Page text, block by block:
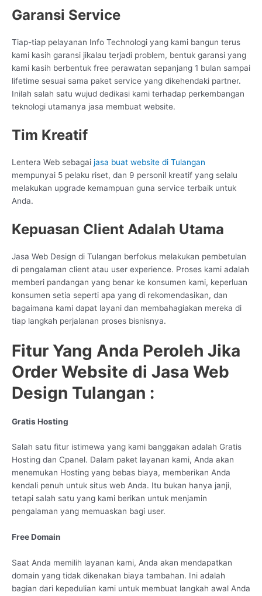
Garansi Service
Tiap-tiap pelayanan Info Technologi yang kami bangun terus
kami kasih garansi jikalau terjadi problem, bentuk garansi yang
kami kasih berbentuk free perawatan sepanjang 1 bulan sampai
lifetime sesuai sama paket service yang dikehendaki partner.
Inilah salah satu wujud dedikasi kami terhadap perkembangan
teknologi utamanya jasa membuat website.
Tim Kreatif
Lentera Web sebagai jasa buat website di Tulangan
mempunyai 5 pelaku riset, dan 9 personil kreatif yang selalu
melakukan upgrade kemampuan guna service terbaik untuk
Anda.
Kepuasan Client Adalah Utama
Jasa Web Design di Tulangan berfokus melakukan pembetulan
di pengalaman client atau user experience. Proses kami adalah
memberi pandangan yang benar ke konsumen kami, keperluan
konsumen setia seperti apa yang di rekomendasikan, dan
bagaimana kami dapat layani dan membahagiakan mereka di
tiap langkah perjalanan proses bisnisnya.
Fitur Yang Anda Peroleh Jika
Order Website di Jasa Web
Design Tulangan :
Gratis Hosting
Salah satu fitur istimewa yang kami banggakan adalah Gratis
Hosting dan Cpanel. Dalam paket layanan kami, Anda akan
menemukan Hosting yang bebas biaya, memberikan Anda
kendali penuh untuk situs web Anda. Itu bukan hanya janji,
tetapi salah satu yang kami berikan untuk menjamin
pengalaman yang memuaskan bagi user.
Free Domain
Saat Anda memilih layanan kami, Anda akan mendapatkan
domain yang tidak dikenakan biaya tambahan. Ini adalah
bagian dari kepedulian kami untuk membuat langkah awal Anda